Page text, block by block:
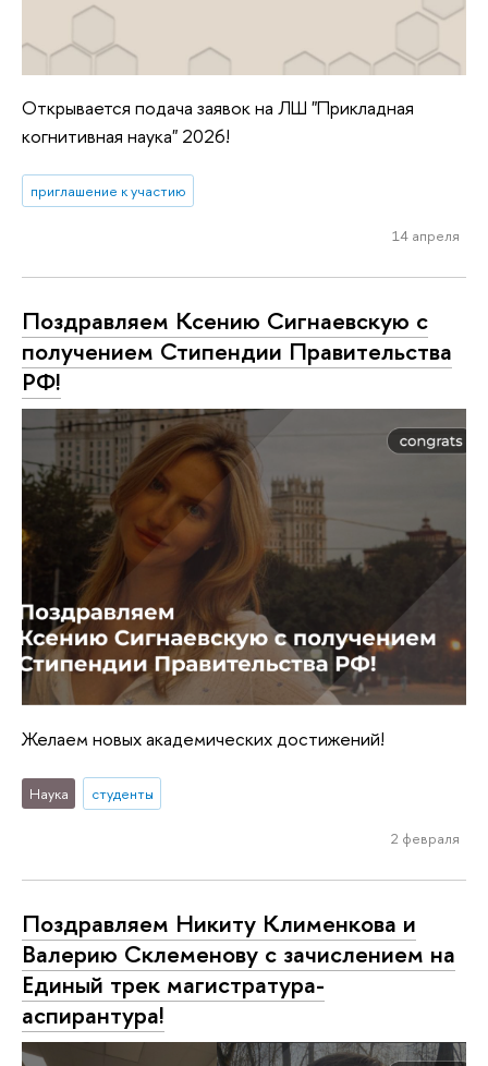
Открывается подача заявок на ЛШ "Прикладная
когнитивная наука" 2026!
приглашение к участию
14 апреля
Поздравляем Ксению Сигнаевскую с
получением Стипендии Правительства
РФ!
Желаем новых академических достижений!
Наука студенты
2 февраля
Поздравляем Никиту Клименкова и
Валерию Склеменову с зачислением на
Единый трек магистратура-
аспирантура!